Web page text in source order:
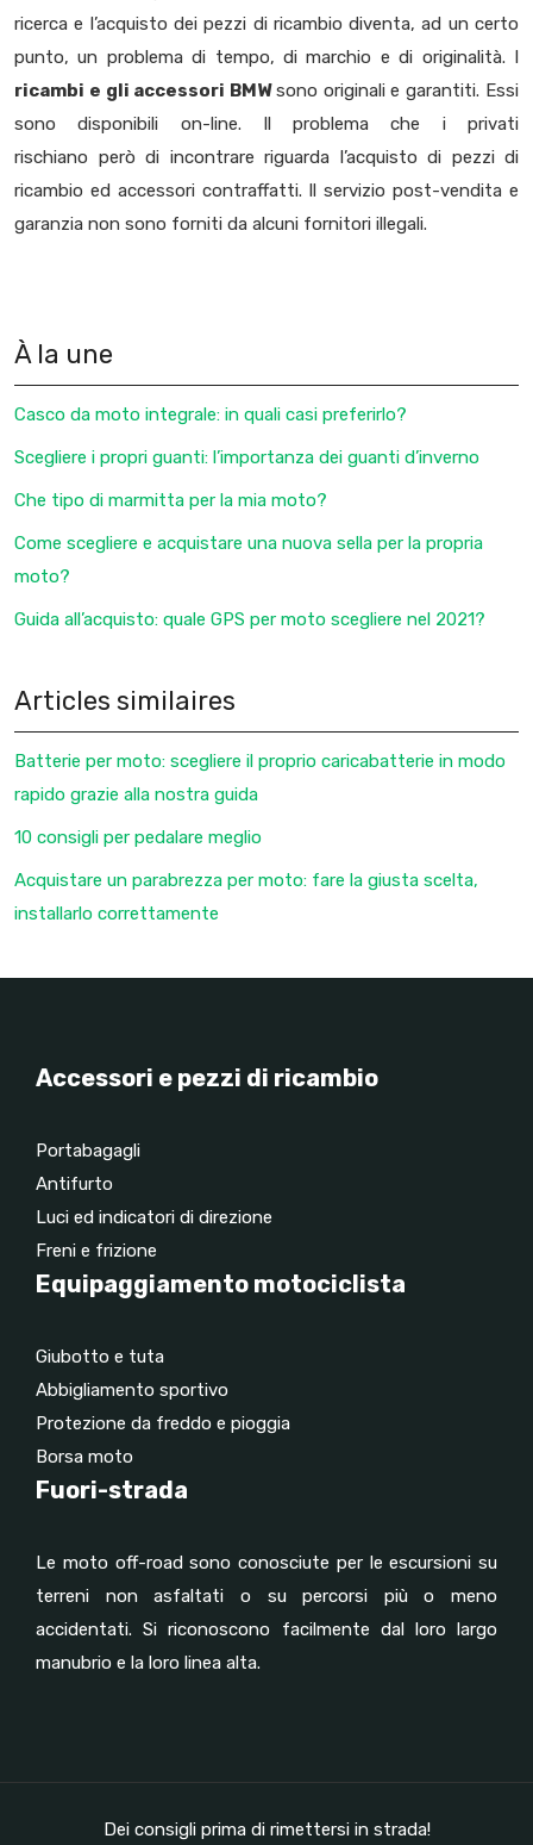
ricerca e l’acquisto dei pezzi di ricambio diventa, ad un certo
punto, un problema di tempo, di marchio e di originalità. I
ricambi e gli accessori BMWsono originali e garantiti. Essi
sono disponibili on-line. Il problema che i privati
rischiano però di incontrare riguarda l’acquisto di pezzi di
ricambio ed accessori contraffatti. Il servizio post-vendita e
garanzia non sono forniti da alcuni fornitori illegali.
À la une
Casco da moto integrale: in quali casi preferirlo?
Scegliere i propri guanti: l’importanza dei guanti d’inverno
Che tipo di marmitta per la mia moto?
Come scegliere e acquistare una nuova sella per la propria
moto?
Guida all’acquisto: quale GPS per moto scegliere nel 2021?
Articles similaires
Batterie per moto: scegliere il proprio caricabatterie in modo
rapido grazie alla nostra guida
10 consigli per pedalare meglio
Acquistare un parabrezza per moto: fare la giusta scelta,
installarlo correttamente
Accessori e pezzi di ricambio
Portabagagli
Antifurto
Luci ed indicatori di direzione
Freni e frizione
Equipaggiamento motociclista
Giubotto e tuta
Abbigliamento sportivo
Protezione da freddo e pioggia
Borsa moto
Fuori-strada
Le moto off-road sono conosciute per le escursioni su
terreni non asfaltati o su percorsi più o meno
accidentati. Si riconoscono facilmente dal loro largo
manubrio e la loro linea alta.
Dei consigli prima di rimettersi in strada!